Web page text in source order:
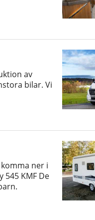
av
bilar. Vi
ner i
KMF De